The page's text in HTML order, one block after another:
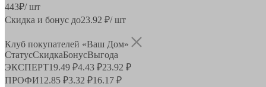
443₽/ шт
Скидка и бонус до23.92 ₽/ шт
Клуб покупателей «Ваш Дом»
СтатусСкидкаБонусВыгода
ЭКСПЕРТ19.49 ₽4.43 ₽23.92 ₽
ПРОФИ12.85 ₽3.32 ₽16.17 ₽